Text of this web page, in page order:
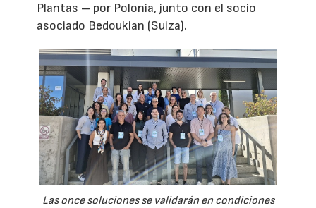
Plantas – por Polonia, junto con el socio
asociado Bedoukian (Suiza).
Las once soluciones se validarán en condiciones